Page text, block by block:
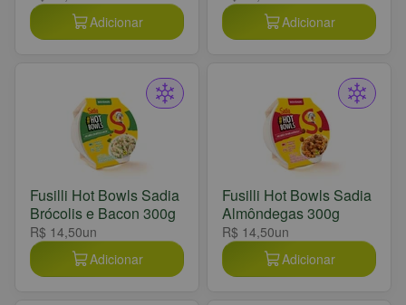
Adicionar
Adicionar
Fusilli Hot Bowls Sadia
Brócolis e Bacon 300g
R$ 14,50un
Adicionar
Fusilli Hot Bowls Sadia
Almôndegas 300g
R$ 14,50un
Adicionar